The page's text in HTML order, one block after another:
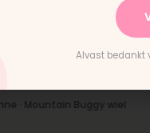
levering en het paste perfect.
Mountain Buggy wiel
Alvast bedankt